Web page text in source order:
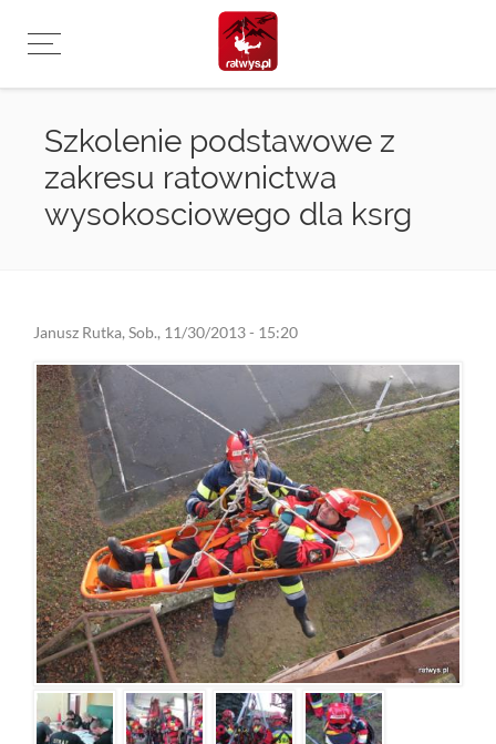
Szkolenie podstawowe z
zakresu ratownictwa
wysokosciowego dla ksrg
Janusz Rutka, Sob., 11/30/2013 - 15:20